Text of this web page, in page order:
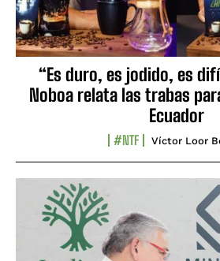
“Es duro, es jodido, es
Noboa relata las trabas
Ecuador
#NTF Víctor Loor